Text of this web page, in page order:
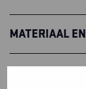
MATERIAAL